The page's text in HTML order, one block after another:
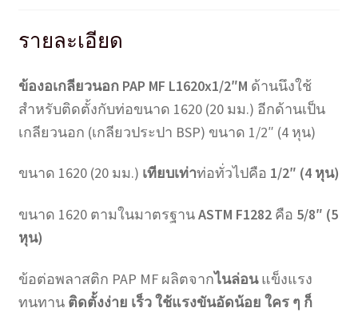
รายละเอียด
ข้องอเกลียวนอก PAP MF L1620x1/2″M ด้านนึงใช้
สำหรับติดตั้งกับท่อขนาด 1620 (20 มม.) อีกด้านเป็น
เกลียวนอก (เกลียวประปา BSP) ขนาด 1/2″ (4 หุน)
ขนาด 1620 (20 มม.) เทียบเท่าท่อทั่วไปคือ 1/2″ (4 หุน)
ขนาด 1620 ตามในมาตรฐานASTM F1282คือ 5/8″ (5
หุน)
ข้อต่อพลาสติก PAP MF ผลิตจากไนล่อนแข็งแรง
ทนทาน ติดตั้งง่าย เร็ว ใช้แรงขันอัดน้อย ใคร ๆ ก็